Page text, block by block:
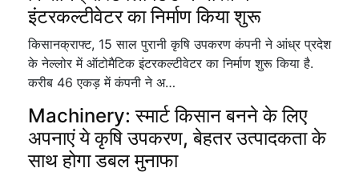
इंटरकल्टीवेटर का निर्माण किया शुरू
किसानक्राफ्ट, 15 साल पुरानी कृषि उपकरण कंपनी ने आंध्र प्रदेश
के नेल्लोर में ऑटोमैटिक इंटरकल्टीवेटर का निर्माण शुरू किया है.
करीब 46 एकड़ में कंपनी ने अ…
Machinery: स्मार्ट किसान बनने के लिए
अपनाएं ये कृषि उपकरण, बेहतर उत्पादकता के
साथ होगा डबल मुनाफा